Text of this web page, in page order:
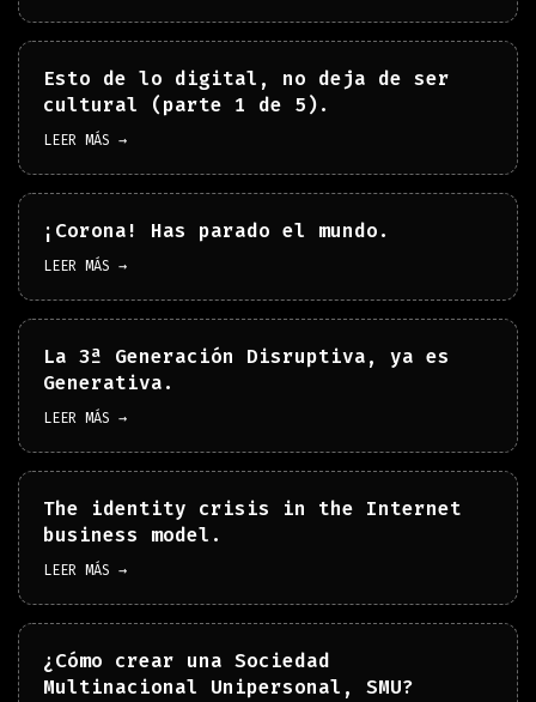
Esto de lo digital, no deja de ser
cultural (parte 1 de 5).
LEER MÁS →
¡Corona! Has parado el mundo.
LEER MÁS →
La 3ª Generación Disruptiva, ya es
Generativa.
LEER MÁS →
The identity crisis in the Internet
business model.
LEER MÁS →
¿Cómo crear una Sociedad
Multinacional Unipersonal, SMU?